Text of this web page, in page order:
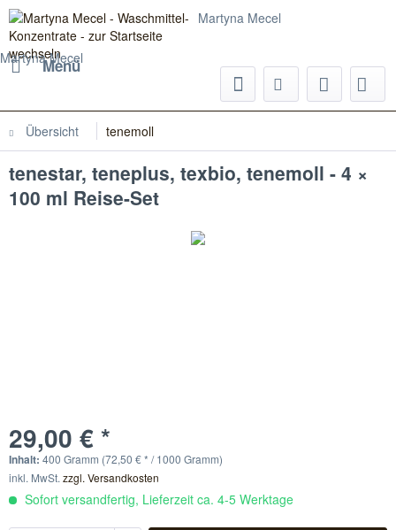
Martyna Mecel
Martyna Mecel
Menü
Übersicht tenemoll
tenestar, teneplus, texbio, tenemoll - 4 ×
100 ml Reise-Set
29,00 € *
Inhalt: 400 Gramm (72,50 € * / 1000 Gramm)
inkl. MwSt. zzgl. Versandkosten
Sofort versandfertig, Lieferzeit ca. 4-5 Werktage